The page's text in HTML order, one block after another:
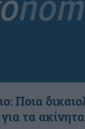
Ποια
τα